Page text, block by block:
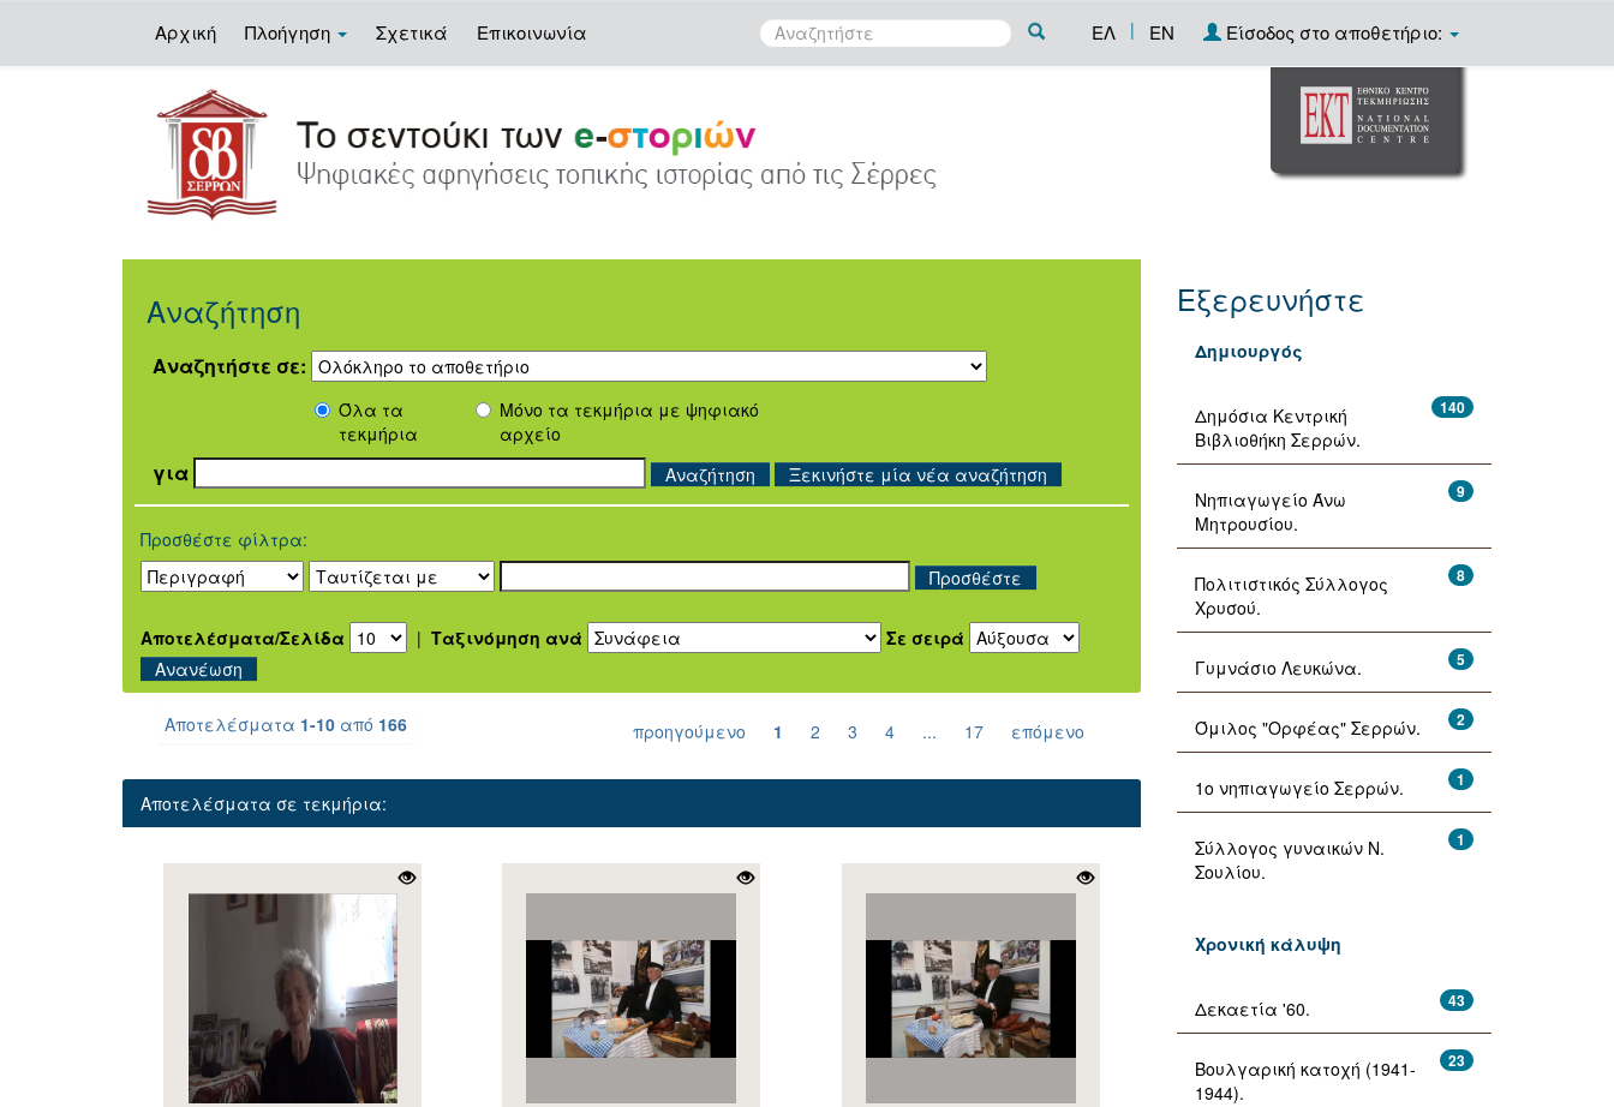
Αρχική Πλοήγηση Σχετικά Επικοινωνία ΕΛ | EN Είσοδος στο αποθετήριο:
Αναζήτηση
Αναζητήστε σε:
Όλα τα
τεκμήρια
Μόνο τα τεκμήρια με ψηφιακό
αρχείο
για Ξεκινήστε μία νέα αναζήτηση
Προσθέστε φίλτρα:
Αποτελέσματα/Σελίδα | Ταξινόμηση ανά Σε σειρά
Αποτελέσματα 1-10 από 166 προηγούμενο 1 2 3 4 ... 17 επόμενο
Αποτελέσματα σε τεκμήρια:
Εξερευνήστε
Δημιουργός
140
Δημόσια Κεντρική
Βιβλιοθήκη Σερρών.
9
Νηπιαγωγείο Άνω
Μητρουσίου.
8
Πολιτιστικός Σύλλογος
Χρυσού.
5
Γυμνάσιο Λευκώνα.
2
Όμιλος "Ορφέας" Σερρών.
1
1ο νηπιαγωγείο Σερρών.
1
Σύλλογος γυναικών Ν.
Σουλίου.
Χρονική κάλυψη
43
Δεκαετία '60.
23
Βουλγαρική κατοχή (1941-
1944).